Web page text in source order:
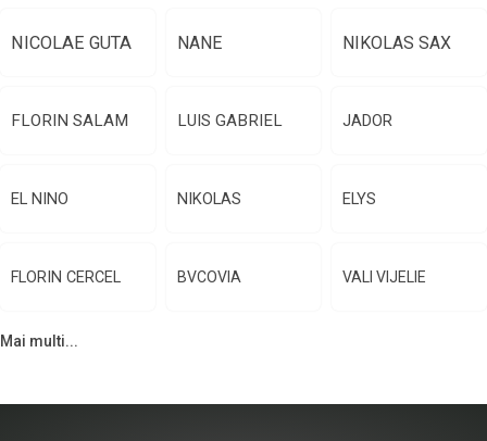
NICOLAE GUTA NANE NIKOLAS SAX
FLORIN SALAM LUIS GABRIEL JADOR
EL NINO NIKOLAS ELYS
FLORIN CERCEL BVCOVIA VALI VIJELIE
Mai multi...